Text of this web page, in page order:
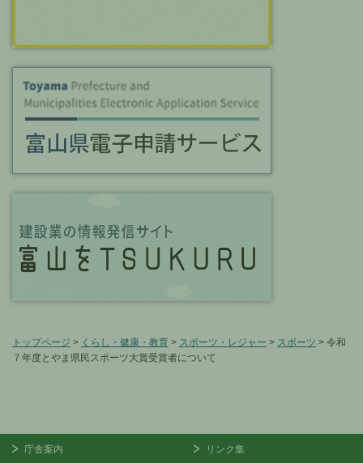
トップページ > くらし・健康・教育 > スポーツ・レジャー > スポーツ > 令和
７年度とやま県民スポーツ大賞受賞者について
庁舎案内 リンク集